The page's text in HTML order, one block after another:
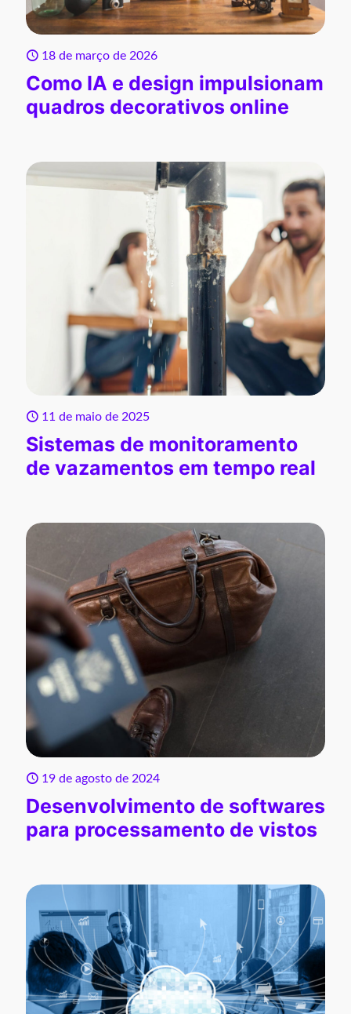
18 de março de 2026
Como IA e design impulsionam
quadros decorativos online
11 de maio de 2025
Sistemas de monitoramento
de vazamentos em tempo real
19 de agosto de 2024
Desenvolvimento de softwares
para processamento de vistos